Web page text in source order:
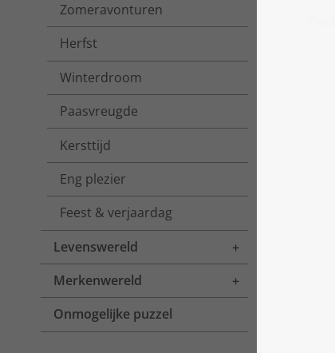
Zomeravonturen
Herfst
Winterdroom
Paasvreugde
Kersttijd
Eng plezier
Feest & verjaardag
Levenswereld
Toggle menu
Merkenwereld
Toggle menu
Onmogelijke puzzel